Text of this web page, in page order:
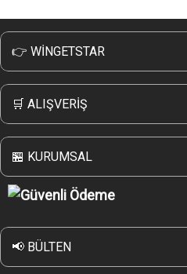
👉 WİNGETSTAR
İletişim
Sıkça Sorulan Sorular
Banka Bilgilerimiz
🛒 ALIŞVERİŞ
İade & Değişim
Sipariş Nasıl Verilir
🏪 KURUMSAL
Wingetstar Güvenli Online Alışveriş
KVK Gizlilik ve Güvenlik Politikası
Wingetstar Mesafeli Satış Sözleşmesi
İptal & iade Koşulları
📢 BÜLTEN